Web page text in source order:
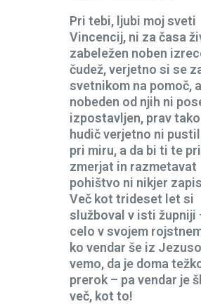
Pri tebi, ljubi moj sveti
Vincencij, ni za časa
zabeležen noben
čudež, verjetno si se
svetnikom na pomoč, a
nobeden od njih ni
izpostavljen, prav
hudič verjetno ni
pri miru, a da bi ti te
zmerjat in razmetavat
pohištvo ni nikjer
Več kot trideset let si
služboval v isti župniji
celo v svojem
ko vendar še iz
vemo, da je doma
prerok – pa vendar je
več, kot to!